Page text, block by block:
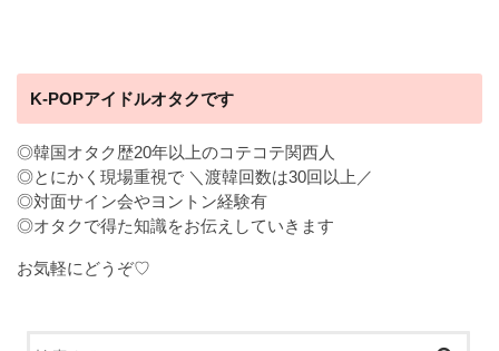
K-POPアイドルオタクです
◎韓国オタク歴20年以上のコテコテ関西人
◎とにかく現場重視で ＼渡韓回数は30回以上／
◎対面サイン会やヨントン経験有
◎オタクで得た知識をお伝えしていきます
お気軽にどうぞ♡